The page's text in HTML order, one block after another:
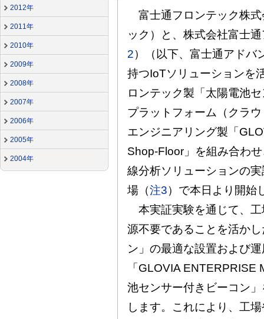
2012年
2011年
2010年
2009年
2008年
2007年
2006年
2005年
2004年
富士通フロンテック株式
ック）と、株式会社富士
2）（以下、富士通アドバ
持つIoTソリューションを
ロンテック製「太陽電池
プラットフォーム（クラ
エンジニアリング製「
Shop-Floor」を組み合わ
線分析ソリューションの
場（注3）で本日より開始
本実証実験を通じて、工
源不要であることを活か
ン」の最適な設置および
「GLOVIA
池センサー付きビーコン
します。これにより、工